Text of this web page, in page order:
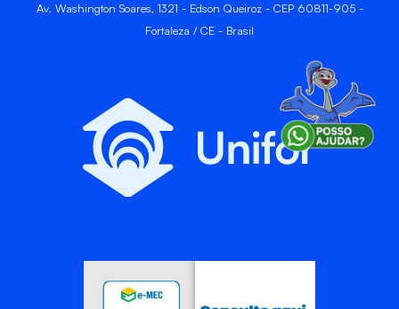
Av. Washington Soares, 1321 - Edson Queiroz - CEP 60811-905 -
Fortaleza / CE - Brasil